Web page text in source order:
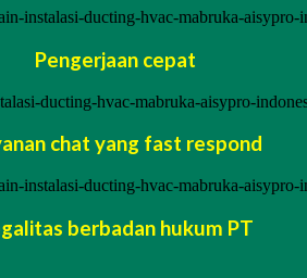
Pengerjaan cepat
chat yang fast respond
berbadan hukum PT